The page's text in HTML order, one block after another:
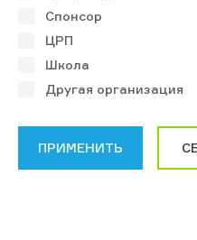
Спонсор
ЦРП
Школа
Другая организация